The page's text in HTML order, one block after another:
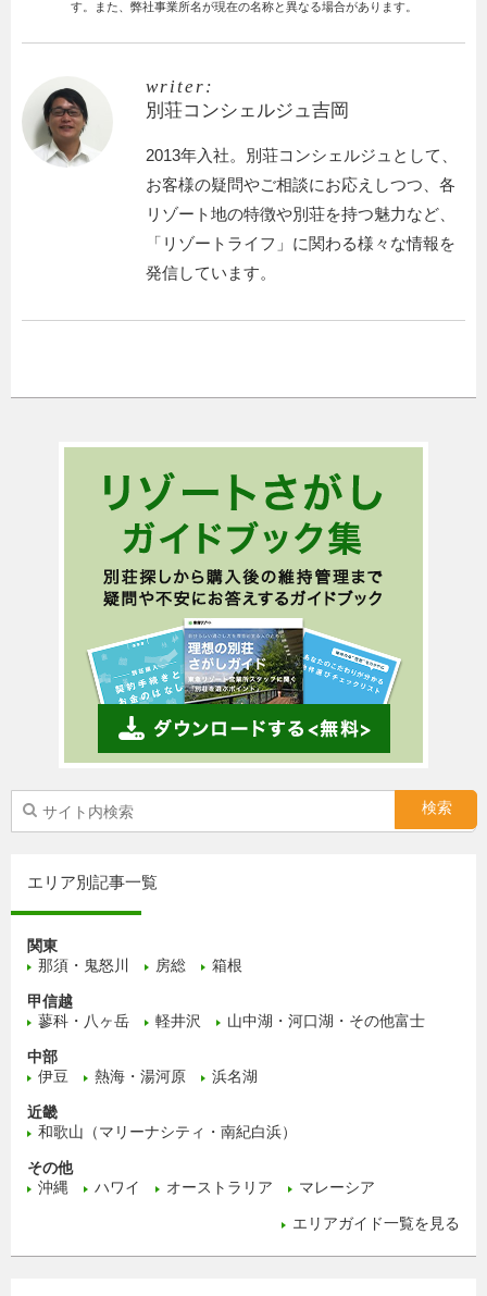
す。また、弊社事業所名が現在の名称と異なる場合があります。
writer:
別荘コンシェルジュ吉岡
2013年入社。別荘コンシェルジュとして、
お客様の疑問やご相談にお応えしつつ、各
リゾート地の特徴や別荘を持つ魅力など、
「リゾートライフ」に関わる様々な情報を
発信しています。
エリア別記事一覧
関東
那須・鬼怒川
房総 箱根
甲信越
蓼科・八ヶ岳
軽井沢 山中湖・河口湖・その他富士
中部
伊豆
熱海・湯河原 浜名湖
近畿
和歌山（マリーナシティ・南紀白浜）
その他
沖縄
ハワイ オーストラリア マレーシア
エリアガイド一覧を見る